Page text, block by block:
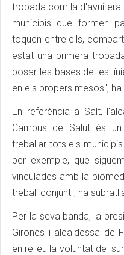
trobada com la d'avui era
municipis que formen
toquen entre ells,
estat una primera
posar les bases de les
en els propers mesos",
En referència a Salt,
Campus de Salut és
treballar tots els
per exemple, que
vinculades amb la
treball conjunt", ha
Per la seva banda, la
Gironès i alcaldessa de
en relleu la voluntat de